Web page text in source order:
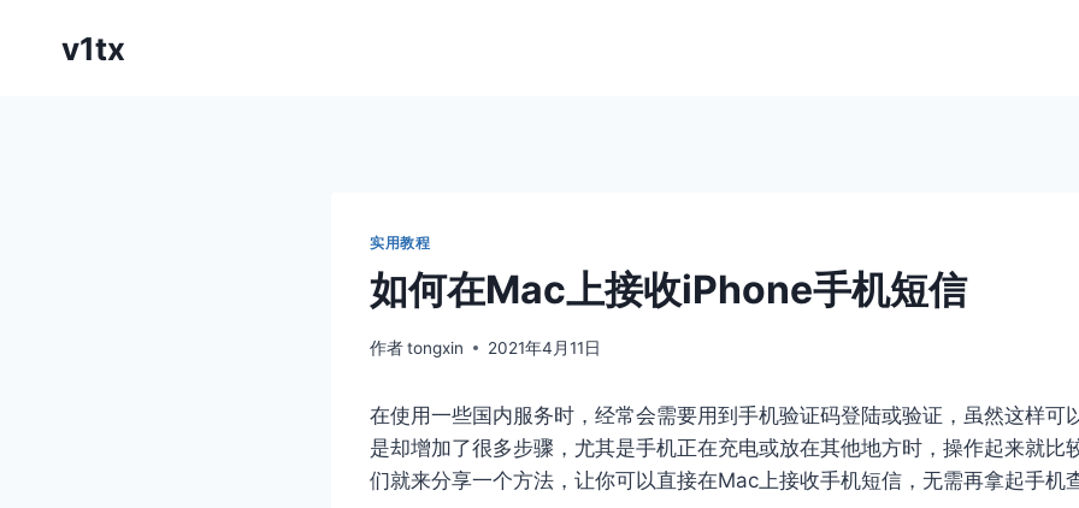
v1tx
实用教程
如何在Mac上接收iPhone手机短信
作者tongxin 2021年4月11日
在使用一些国内服务时，经常会需要用到手机验证码登陆或验证，虽然这样可
是却增加了很多步骤，尤其是手机正在充电或放在其他地方时，操作起来就比
们就来分享一个方法，让你可以直接在Mac上接收手机短信，无需再拿起手机